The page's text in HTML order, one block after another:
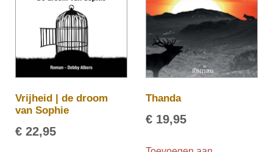
Vrijheid | de droom
van Sophie
€ 22,95
Thanda
€ 19,95